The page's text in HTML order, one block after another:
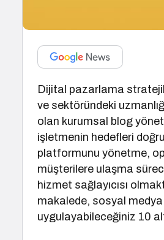
Dijital pazarlama
ve sektöründeki
olan kurumsal blog
işletmenin hedefleri
platformunu yönetme,
müşterilere ulaşma
hizmet sağlayıcısı
makalede, sosyal
uygulayabileceğiniz 10